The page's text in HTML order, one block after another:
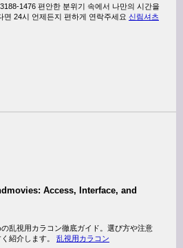
1476 편안한 분위기 속에서 나만의 시간을
면 24시 언제든지 편하게 연락주세요 신림셔츠
Access, Interface, and
乱視用カラコン徹底ガイド。選び方や注意
紹介します。 乱視用カラコン